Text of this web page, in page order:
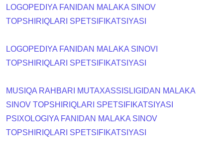
LOGOPEDIYA FANIDAN MALAKA SINOV
TOPSHIRIQLARI SPETSIFIKATSIYASI
LOGOPEDIYA FANIDAN MALAKA SINOVI
TOPSHIRIQLARI SPETSIFIKATSIYASI
MUSIQA RAHBARI MUTAXASSISLIGIDAN MALAKA
SINOV TOPSHIRIQLARI SPETSIFIKATSIYASI
PSIXOLOGIYA FANIDAN MALAKA SINOV
TOPSHIRIQLARI SPETSIFIKATSIYASI